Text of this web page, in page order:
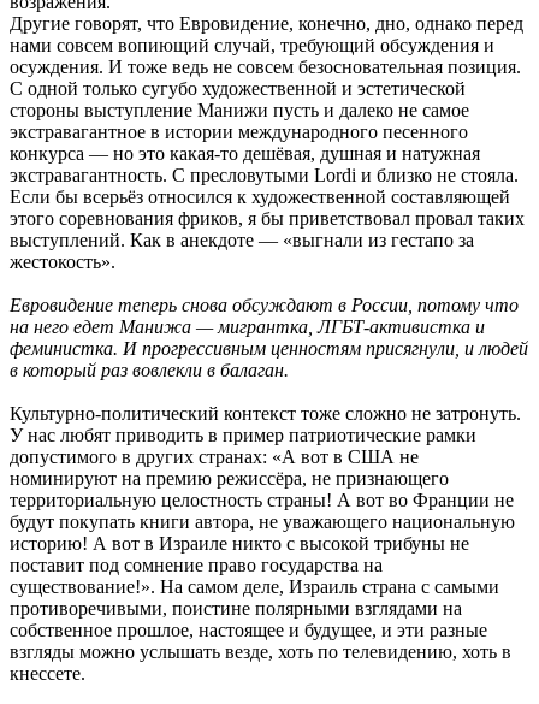
Другие говорят, что Евровидение, конечно, дно, однако перед
нами совсем вопиющий случай, требующий обсуждения и
осуждения. И тоже ведь не совсем безосновательная позиция.
С одной только сугубо художественной и эстетической
стороны выступление Манижи пусть и далеко не самое
экстравагантное в истории международного песенного
конкурса — но это какая-то дешёвая, душная и натужная
экстравагантность. С пресловутыми Lordi и близко не стояла.
Если бы всерьёз относился к художественной составляющей
этого соревнования фриков, я бы приветствовал провал таких
выступлений. Как в анекдоте — «выгнали из гестапо за
жестокость».
Евровидение теперь снова обсуждают в России, потому что
на него едет Манижа — мигрантка, ЛГБТ-активистка и
феминистка. И прогрессивным ценностям присягнули, и людей
в который раз вовлекли в балаган.
Культурно-политический контекст тоже сложно не затронуть.
У нас любят приводить в пример патриотические рамки
допустимого в других странах: «А вот в США не
номинируют на премию режиссёра, не признающего
территориальную целостность страны! А вот во Франции не
будут покупать книги автора, не уважающего национальную
историю! А вот в Израиле никто с высокой трибуны не
поставит под сомнение право государства на
существование!». На самом деле, Израиль страна с самыми
противоречивыми, поистине полярными взглядами на
собственное прошлое, настоящее и будущее, и эти разные
взгляды можно услышать везде, хоть по телевидению, хоть в
кнессете.